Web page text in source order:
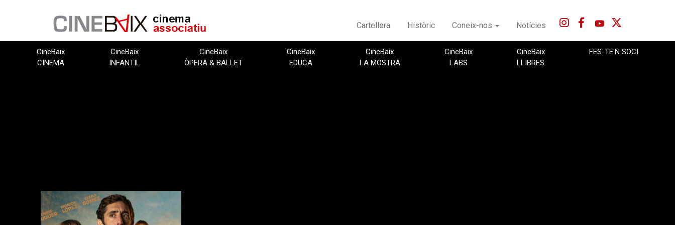
Cartellera Històric Coneix-nos Notícies
CineBaix
CINEMA
CineBaix
INFANTIL
CineBaix
ÒPERA & BALLET
CineBaix
EDUCA
CineBaix
LA MOSTRA
CineBaix
LABS
CineBaix
LLIBRES
FES-TE'N SOCI